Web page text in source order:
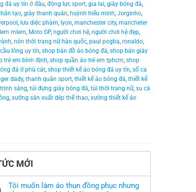
đá uy tín ở đâu, động lực sport, gia lai, giày bóng đá,
tạo, giày thanh quân, huỳnh hiểu minh, Jorginho,
, lưu diệc phàm, lyon, manchester city, mancheter
mlem, Moto GP, người chơi hệ, người chơi hệ đẹp,
, nón thời trang nữ hàn quốc, paul pogba, ronaldo,
lông uy tín, shop bán đồ áo bóng đá, shop bán giày
trẻ em bình định, shop quần áo trẻ em tphcm, shop
đá ở phù cát, shop thiết kế áo bóng đá uy tín, số ca
dady, thanh quân sport, thiết kế áo bóng đá, thiết kế
trịnh sảng, túi đựng giày bóng đá, túi thời trang nữ, xu cà
, xưởng sản xuất dép thể thao, xưởng thiết kế áo
MỚI
Tôi muốn làm áo thun đồng phục nhưng